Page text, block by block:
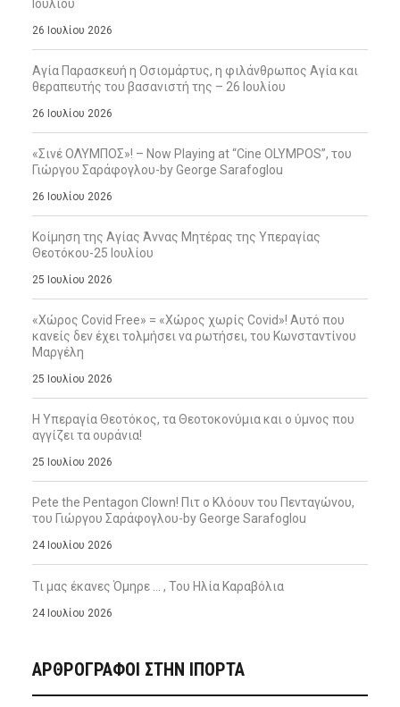
Ιουλίου
26 Ιουλίου 2026
Αγία Παρασκευή η Οσιομάρτυς, η φιλάνθρωπος Αγία και
θεραπευτής του βασανιστή της – 26 Ιουλίου
26 Ιουλίου 2026
«Σινέ ΟΛΥΜΠΟΣ»! – Now Playing at “Cine OLYMPOS”, του
Γιώργου Σαράφογλου-by George Sarafoglou
26 Ιουλίου 2026
Κοίμηση της Αγίας Άννας Μητέρας της Υπεραγίας
Θεοτόκου-25 Ιουλίου
25 Ιουλίου 2026
«Χώρος Covid Free» = «Χώρος χωρίς Covid»! Αυτό που
κανείς δεν έχει τολμήσει να ρωτήσει, του Κωνσταντίνου
Μαργέλη
25 Ιουλίου 2026
Η Υπεραγία Θεοτόκος, τα Θεοτοκονύμια και ο ύμνος που
αγγίζει τα ουράνια!
25 Ιουλίου 2026
Pete the Pentagon Clown! Πιτ ο Κλόουν του Πενταγώνου,
του Γιώργου Σαράφογλου-by George Sarafoglou
24 Ιουλίου 2026
Τι μας έκανες Όμηρε … , Του Ηλία Καραβόλια
24 Ιουλίου 2026
ΑΡΘΡΟΓΡΑΦΟΙ ΣΤΗΝ IΠΟΡΤΑ